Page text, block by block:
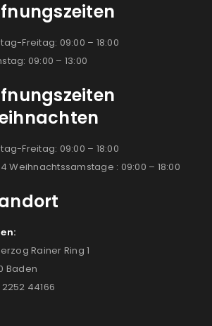
Freitag: 09:00 – 18:00
09:00 – 13:00
Freitag: 09:00 – 18:00
Weihnachtssamstage : 09:00 – 18:00
Rainer Ring 1
Baden
44166